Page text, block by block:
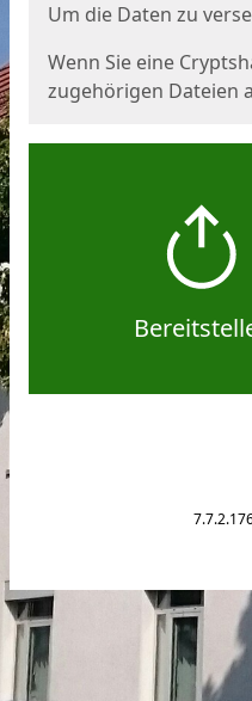
Um die Daten zu
Wenn Sie eine
zugehörigen Dateien